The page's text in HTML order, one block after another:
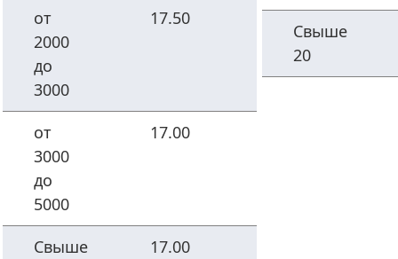
от
2000
до
3000
17.50
от
3000
до
5000
17.00
Свыше
17.00
Свыше
20